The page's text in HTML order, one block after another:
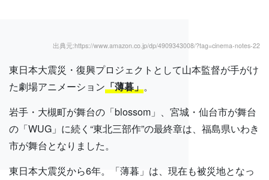
出典元:https://www.amazon.co.jp/dp/4909343008/?tag=cinema-notes-22
東日本大震災・復興プロジェクトとして山本監督が手がけ
た劇場アニメーション「薄暮」。
岩手・大槻町が舞台の「blossom」、宮城・仙台市が舞台
の「WUG」に続く“東北三部作”の最終章は、福島県いわき
市が舞台となりました。
東日本大震災から6年。「薄暮」は、現在も被災地となっ